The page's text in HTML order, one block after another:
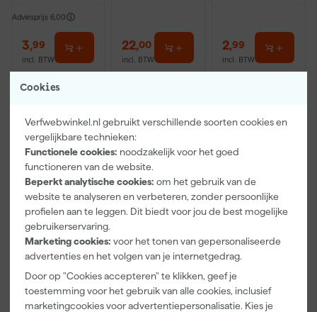
Cookies
Verfwebwinkel.nl gebruikt verschillende soorten cookies en
vergelijkbare technieken:
Functionele cookies: noodzakelijk voor het goed
functioneren van de website.
Beperkt analytische cookies: om het gebruik van de
website te analyseren en verbeteren, zonder persoonlijke
profielen aan te leggen. Dit biedt voor jou de best mogelijke
gebruikerservaring.
Marketing cookies: voor het tonen van gepersonaliseerde
advertenties en het volgen van je internetgedrag.
Door op "Cookies accepteren" te klikken, geef je
toestemming voor het gebruik van alle cookies, inclusief
marketingcookies voor advertentiepersonalisatie. Kies je
Adviesprijs 6,00
3,99
incl. BTW
22,00
incl. BTW
2,99
incl. BTW
Farrow & Ball
9" Verfbeugel
met Roller
Morgen
bezorgd
Anza PRO
Muurverfset
MICMEX set
6-delig
Morgen
bezorgd
Farrow & Ball
Angled Brush
- 3,8 cm
breed
Morgen
bezorgd